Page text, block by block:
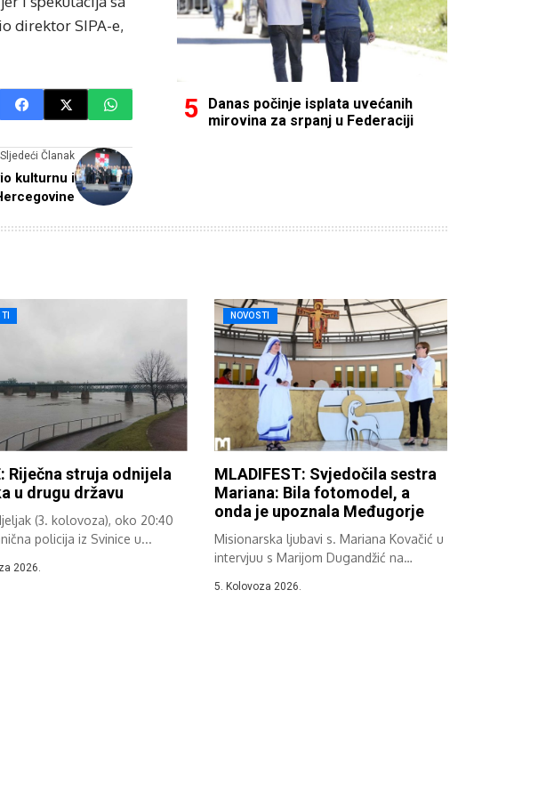
direktor SIPA-e,
Sljedeći Članak
kulturnu i
Danas počinje isplata uvećanih
mirovina za srpanj u Federaciji
Riječna struja odnijela
u drugu državu
(3. kolovoza), oko 20:40
policija iz Svinice u...
2026.
NOVOSTI
MLADIFEST: Svjedočila sestra
Mariana: Bila fotomodel, a
onda je upoznala Međugorje
Misionarska ljubavi s. Mariana Kovačić u
intervjuu s Marijom Dugandžić na
5. Kolovoza 2026.